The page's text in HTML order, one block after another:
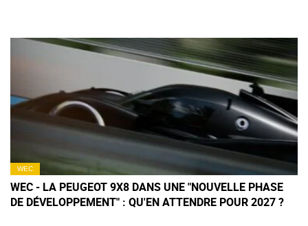
WEC
WEC - LA PEUGEOT 9X8 DANS UNE "NOUVELLE PHASE
DE DÉVELOPPEMENT" : QU'EN ATTENDRE POUR 2027 ?